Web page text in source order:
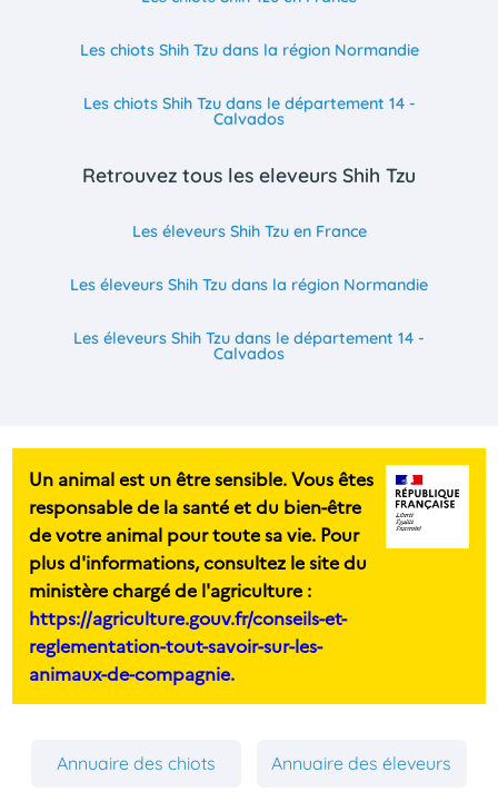
Les chiots Shih Tzu dans la région Normandie
Les chiots Shih Tzu dans le département 14 -
Calvados
Retrouvez tous les eleveurs Shih Tzu
Les éleveurs Shih Tzu en France
Les éleveurs Shih Tzu dans la région Normandie
Les éleveurs Shih Tzu dans le département 14 -
Calvados
Un animal est un être sensible. Vous êtes
responsable de la santé et du bien-être
de votre animal pour toute sa vie. Pour
plus d'informations, consultez le site du
ministère chargé de l'agriculture :
https://agriculture.gouv.fr/conseils-et-
reglementation-tout-savoir-sur-les-
animaux-de-compagnie.
Annuaire des chiots Annuaire des éleveurs